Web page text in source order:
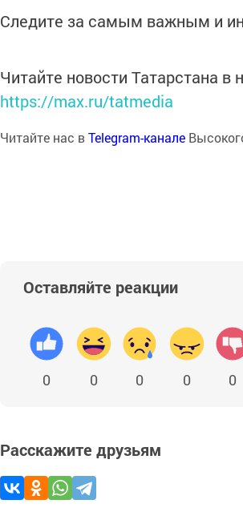
Следите за самым важным и
Читайте новости Татарстана
https://max.ru/tatmedia
Читайте нас вTelegram-канале
Оставляйте реакции
0 0 0 0 0
Расскажите друзьям